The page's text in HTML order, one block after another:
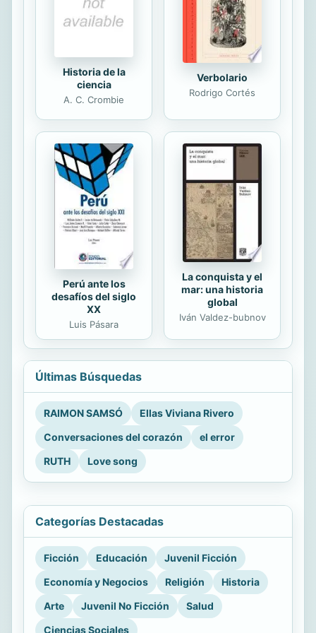
consumo de productos infantiles
como los juguetes. También plantea
Historia de la
ciencia
A. C. Crombie
Verbolario
Rodrigo Cortés
Perú ante los
desafíos del siglo
XX
Luis Pásara
La conquista y el
mar: una historia
global
Iván Valdez-bubnov
Últimas Búsquedas
RAIMON SAMSÓ
Ellas Viviana Rivero
Conversaciones del corazón
el error
RUTH
Love song
Categorías Destacadas
Ficción Educación
Juvenil Ficción
Economía y Negocios
Religión
Historia
Arte
Juvenil No Ficción
Salud
Ciencias Sociales